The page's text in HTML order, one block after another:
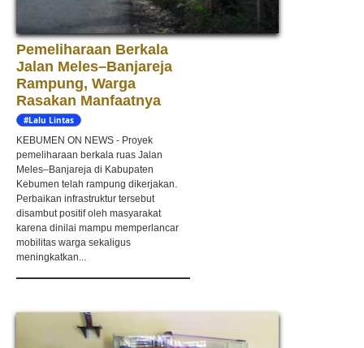
Pemeliharaan Berkala
Jalan Meles–Banjareja
Rampung, Warga
Rasakan Manfaatnya
#Lalu Lintas
KEBUMEN ON NEWS - Proyek
pemeliharaan berkala ruas Jalan
Meles–Banjareja di Kabupaten
Kebumen telah rampung dikerjakan.
Perbaikan infrastruktur tersebut
disambut positif oleh masyarakat
karena dinilai mampu memperlancar
mobilitas warga sekaligus
meningkatkan...